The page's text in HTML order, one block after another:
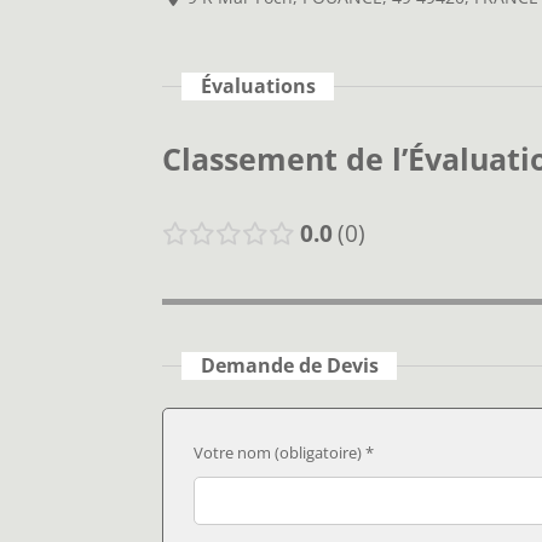
Évaluations
Classement de
0.0 0
Demande de Devis
Votre nom (obligatoire) *